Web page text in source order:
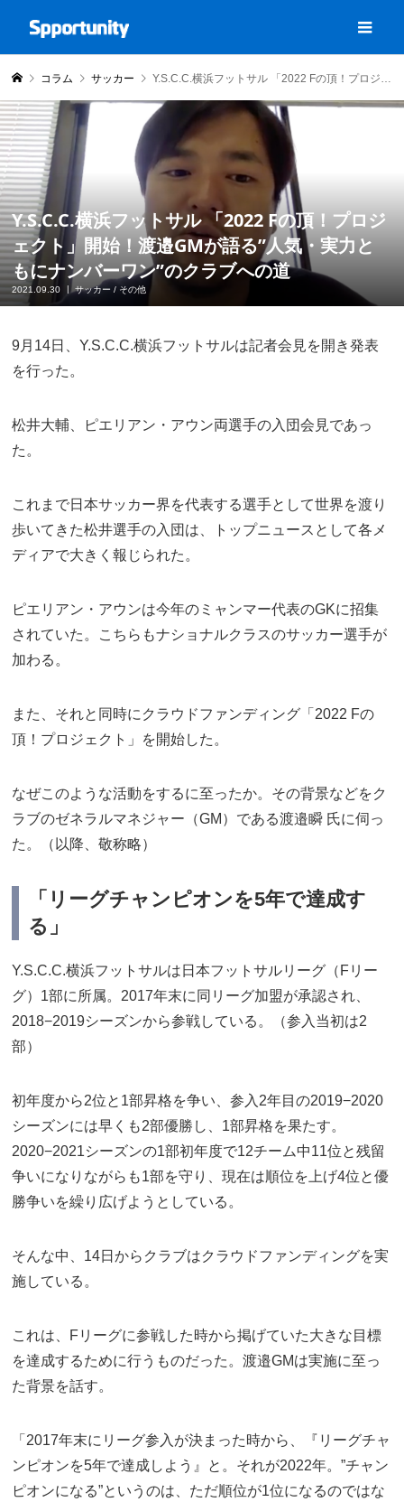
コラム サッカー Y.S.C.C.横浜フットサル 「2022 Fの頂！プロジェクト」開始！渡邉GMが語る”人気・実力ともにナンバーワン”のクラブへの道
Y.S.C.C.横浜フットサル 「2022 Fの頂！プロジ
ェクト」開始！渡邉GMが語る”人気・実力と
もにナンバーワン”のクラブへの道
2021.09.30 サッカー / その他
9月14日、Y.S.C.C.横浜フットサルは記者会見を開き発表
を行った。
松井大輔、ピエリアン・アウン両選手の入団会見であっ
た。
これまで日本サッカー界を代表する選手として世界を渡り
歩いてきた松井選手の入団は、トップニュースとして各メ
ディアで大きく報じられた。
ピエリアン・アウンは今年のミャンマー代表のGKに招集
されていた。こちらもナショナルクラスのサッカー選手が
加わる。
また、それと同時にクラウドファンディング「2022 Fの
頂！プロジェクト」を開始した。
なぜこのような活動をするに至ったか。その背景などをク
ラブのゼネラルマネジャー（GM）である渡邉瞬 氏に伺っ
た。（以降、敬称略）
「リーグチャンピオンを5年で達成す
る」
Y.S.C.C.横浜フットサルは日本フットサルリーグ（Fリー
グ）1部に所属。2017年末に同リーグ加盟が承認され、
2018−2019シーズンから参戦している。（参入当初は2
部）
初年度から2位と1部昇格を争い、参入2年目の2019−2020
シーズンには早くも2部優勝し、1部昇格を果たす。
2020−2021シーズンの1部初年度で12チーム中11位と残留
争いになりながらも1部を守り、現在は順位を上げ4位と優
勝争いを繰り広げようとしている。
そんな中、14日からクラブはクラウドファンディングを実
施している。
これは、Fリーグに参戦した時から掲げていた大きな目標
を達成するために行うものだった。渡邉GMは実施に至っ
た背景を話す。
「2017年末にリーグ参入が決まった時から、『リーグチャ
ンピオンを5年で達成しよう』と。それが2022年。”チャン
ピオンになる”というのは、ただ順位が1位になるのではな